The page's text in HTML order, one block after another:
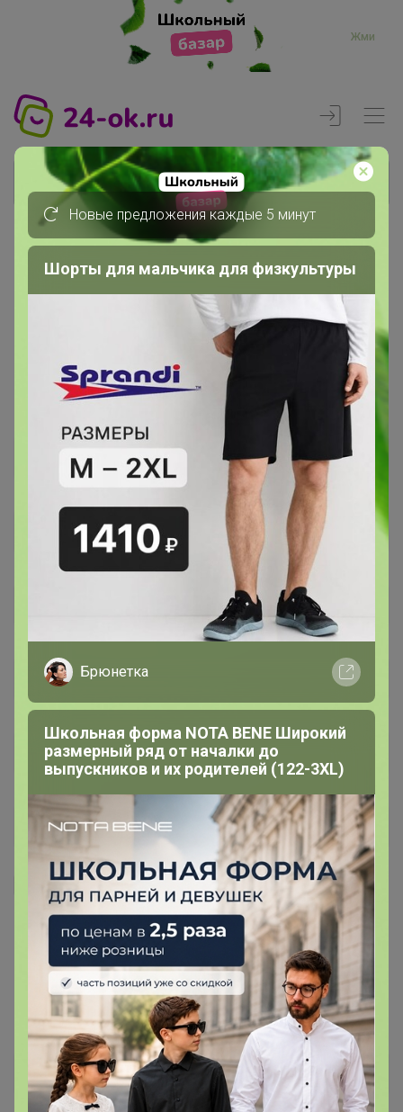
Жми
Реклама
Регистрация
Я внимательно ознакомлен и полностью согласен
с условиями членства в клубе и правилами
вступления, изложенными в следующих
документах:Правила совместных закупок
Соглашение пользователя,Политика
конфиденциальности,Обработка персональных
данных
Зарегистрироваться
Новые предложения каждые 5 минут
Шорты для мальчика для физкультуры
Брюнетка
Школьная форма NOTA BENE Широкий
размерный ряд от началки до
выпускников и их родителей (122-3XL)